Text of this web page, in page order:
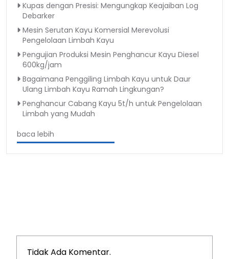
Kupas dengan Presisi: Mengungkap Keajaiban Log
Debarker
Mesin Serutan Kayu Komersial Merevolusi
Pengelolaan Limbah Kayu
Pengujian Produksi Mesin Penghancur Kayu Diesel
600kg/jam
Bagaimana Penggiling Limbah Kayu untuk Daur
Ulang Limbah Kayu Ramah Lingkungan?
Penghancur Cabang Kayu 5t/h untuk Pengelolaan
Limbah yang Mudah
baca lebih
Tidak Ada Komentar.